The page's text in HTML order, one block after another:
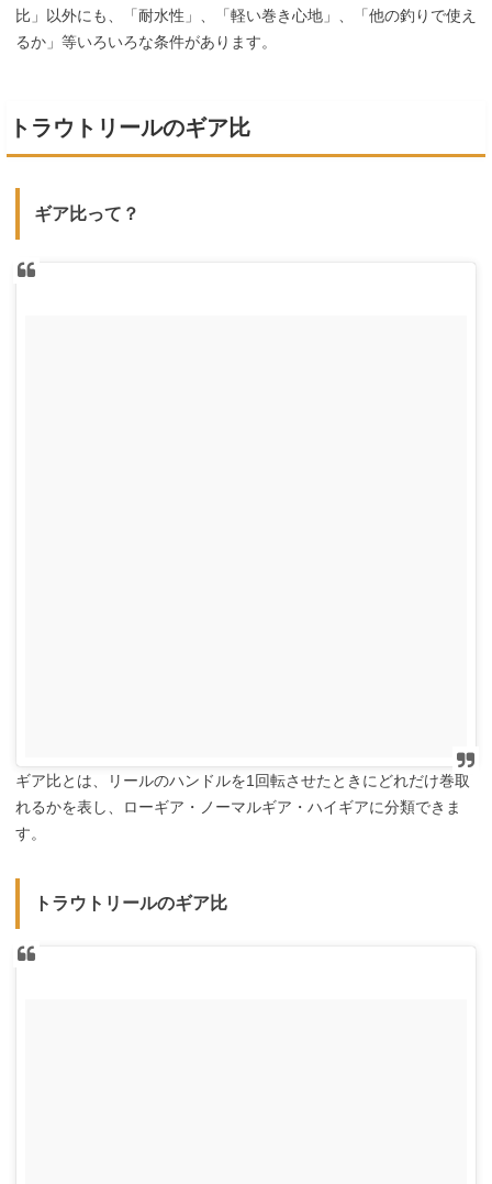
比」以外にも、「耐水性」、「軽い巻き心地」、「他の釣りで使え
るか」等いろいろな条件があります。
トラウトリールのギア比
ギア比って？
ギア比とは、リールのハンドルを1回転させたときにどれだけ巻取
れるかを表し、ローギア・ノーマルギア・ハイギアに分類できま
す。
トラウトリールのギア比